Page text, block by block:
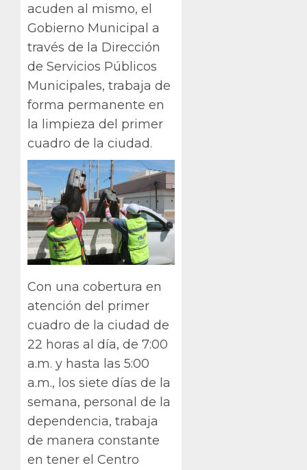
acuden al mismo, el
Gobierno Municipal a
través de la Dirección
de Servicios Públicos
Municipales, trabaja de
forma permanente en
la limpieza del primer
cuadro de la ciudad.
Con una cobertura en
atención del primer
cuadro de la ciudad de
22 horas al día, de 7:00
a.m. y hasta las 5:00
a.m., los siete días de la
semana, personal de la
dependencia, trabaja
de manera constante
en tener el Centro